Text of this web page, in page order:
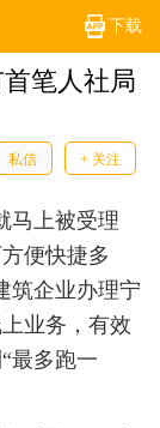
下载
笔人社局
私信 + 关注
马上被受理
便快捷多
筑企业办理宁
业务，有效
最多跑一